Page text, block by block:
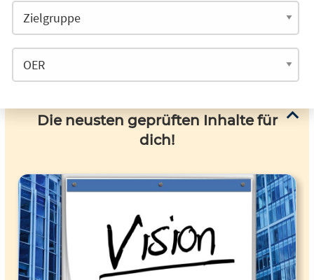
Die neusten geprüften Inhalte für
dich!